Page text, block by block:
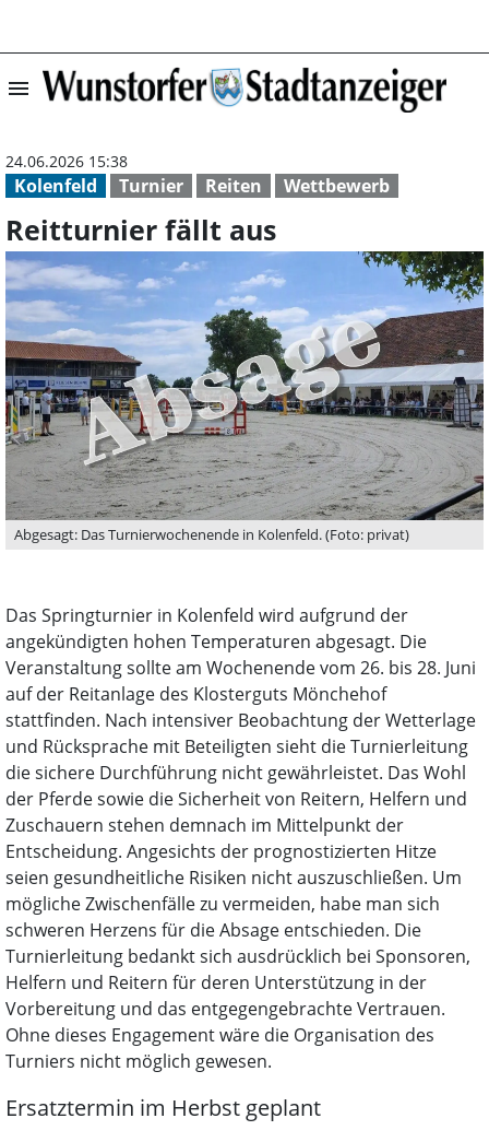
menu Reitturnier fällt
Kolenfeld Turnier Reiten Wettbewerb
24.06.2026 15:38
Reitturnier fällt aus
Abgesagt: Das Turnierwochenende in Kolenfeld. (Foto: privat)
Das Springturnier in Kolenfeld wird aufgrund der
angekündigten hohen Temperaturen abgesagt. Die
Veranstaltung sollte am Wochenende vom 26. bis 28. Juni
auf der Reitanlage des Klosterguts Mönchehof
stattfinden. Nach intensiver Beobachtung der Wetterlage
und Rücksprache mit Beteiligten sieht die Turnierleitung
die sichere Durchführung nicht gewährleistet. Das Wohl
der Pferde sowie die Sicherheit von Reitern, Helfern und
Zuschauern stehen demnach im Mittelpunkt der
Entscheidung. Angesichts der prognostizierten Hitze
seien gesundheitliche Risiken nicht auszuschließen. Um
mögliche Zwischenfälle zu vermeiden, habe man sich
schweren Herzens für die Absage entschieden. Die
Turnierleitung bedankt sich ausdrücklich bei Sponsoren,
Helfern und Reitern für deren Unterstützung in der
Vorbereitung und das entgegengebrachte Vertrauen.
Ohne dieses Engagement wäre die Organisation des
Turniers nicht möglich gewesen.
Ersatztermin im Herbst geplant